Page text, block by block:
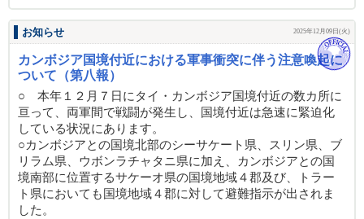
お知らせ 2025年12月09日(火)
カンボジア国境付近における軍事衝突に伴う注意喚起に
ついて（第八報）
○ 本年１２月７日にタイ・カンボジア国境付近の数カ所に
亘って、両軍間で戦闘が発生し、国境付近は急速に緊迫化
している状況にあります。
○カンボジアとの国境北部のシーサケート県、スリン県、ブ
リラム県、ウボンラチャタニ県に加え、カンボジアとの国
境南部に位置するサケーオ県の国境地域４郡及び、トラー
ト県においても国境地域４郡に対して避難指示が出されま
した。